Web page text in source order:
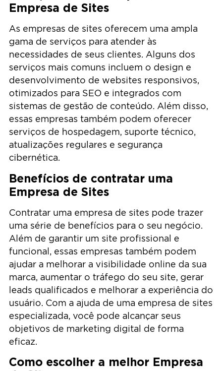
Empresa de Sites
As empresas de sites oferecem uma ampla
gama de serviços para atender às
necessidades de seus clientes. Alguns dos
serviços mais comuns incluem o design e
desenvolvimento de websites responsivos,
otimizados para SEO e integrados com
sistemas de gestão de conteúdo. Além disso,
essas empresas também podem oferecer
serviços de hospedagem, suporte técnico,
atualizações regulares e segurança
cibernética.
Benefícios de contratar uma
Empresa de Sites
Contratar uma empresa de sites pode trazer
uma série de benefícios para o seu negócio.
Além de garantir um site profissional e
funcional, essas empresas também podem
ajudar a melhorar a visibilidade online da sua
marca, aumentar o tráfego do seu site, gerar
leads qualificados e melhorar a experiência do
usuário. Com a ajuda de uma empresa de sites
especializada, você pode alcançar seus
objetivos de marketing digital de forma
eficaz.
Como escolher a melhor Empresa